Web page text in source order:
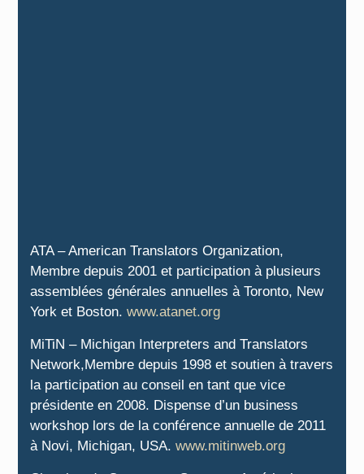
ATA – American Translators Organization,
Membre depuis 2001 et participation à plusieurs
assemblées générales annuelles à Toronto, New
York et Boston. www.atanet.org
MiTiN – Michigan Interpreters and Translators
Network,Membre depuis 1998 et soutien à travers
la participation au conseil en tant que vice
présidente en 2008. Dispense d’un business
workshop lors de la conférence annuelle de 2011
à Novi, Michigan, USA. www.mitinweb.org